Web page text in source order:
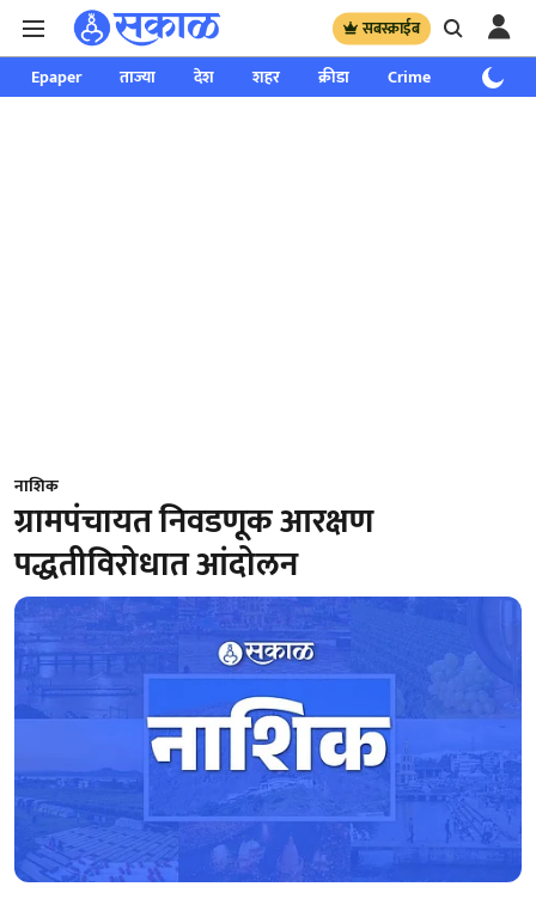
सबस्क्राईब
Epaper ताज्या देश शहर क्रीडा Crime साप्ताहिक
नाशिक
ग्रामपंचायत निवडणूक आरक्षण
पद्धतीविरोधात आंदोलन